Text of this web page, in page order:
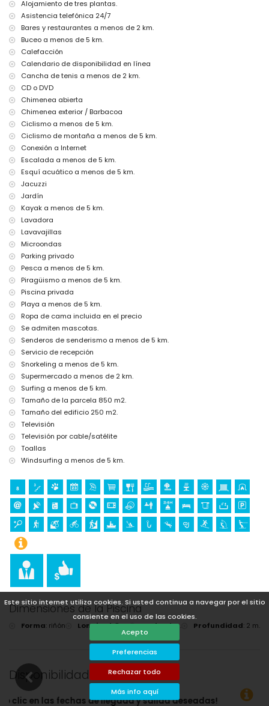
Este sitio internet utiliza cookies. Si usted continua a navegar por el sitio
consiente en el uso de las cookies.
Acepto
Preferencias
Rechazar todo
Más info aquí
kilómetros de la villa)
Playa más cercana: Cala de la Barraca, Jávea (a menos de 5
kilómetros de la villa)
Puerto más cercano: Duanes del Mar, Jávea (a menos de 10
kilómetros de la villa)
Parque más cercano: La Guardia, Jávea (a menos de 5 kilómetros de
la villa)
Aeropuerto más cercano: Alicante (a menos de 100 kilómetros de la
villa)
Se admiten mascotas
El alojamiento es muy adecuado para familias con niños
Instalaciones y servicios incluidos en el precio del alquiler de la
villa
Internet (fibra óptica)
Aspiradora y plancha con tabla de planchar
Ropa de cama y toallas
Servicio de recepción y servicio de emergencia 24 horas
Calefacción central y aire acondicionado
Jacuzzi exterior
Instalaciones y servicios con costo adicional
Cama extra y camas/cunas para niños (a solicitud)
Lugares de interés y cultura en Jávea, Costa Blanca
Museo (Pueblo Histórico, Jávea), iglesia (San Bartolomé, Jávea), ruina
(Pueblo Histórico, Jávea), monumento (Pueblo Histórico, Jávea),
edificio arquitectónico (Pueblo Histórico, Jávea), lugar histórico
(Pueblo Histórico y Jávea) (a menos de 10 kilómetros del alojamiento)
Deportes
Tenis, senderismo, ciclismo de montaña, ciclismo, escalada,
piragüismo, kayak, pesca, buceo, snorkel, surf, windsurf y esquí
acuático (a menos de 5 kilómetros de la villa)
Golf (Club de Golf Jávea, Jávea) y equitación (a menos de 10
kilómetros de la villa)
Alojamiento de tres plantas.
Asistencia telefónica 24/7
Bares y restaurantes a menos de 2 km.
Buceo a menos de 5 km.
Calefacción
Calendario de disponibilidad en línea
Cancha de tenis a menos de 2 km.
CD o DVD
Chimenea abierta
Chimenea exterior / Barbacoa
Ciclismo a menos de 5 km.
Ciclismo de montaña a menos de 5 km.
Conexión a Internet
Escalada a menos de 5 km.
Esquí acuático a menos de 5 km.
Jacuzzi
Jardín
Kayak a menos de 5 km.
Lavadora
Lavavajillas
Microondas
Parking privado
Pesca a menos de 5 km.
Piragüismo a menos de 5 km.
Piscina privada
Playa a menos de 5 km.
Ropa de cama incluida en el precio
Se admiten mascotas.
Senderos de senderismo a menos de 5 km.
Servicio de recepción
Snorkeling a menos de 5 km.
Supermercado a menos de 2 km.
Surfing a menos de 5 km.
Tamaño de la parcela 850 m2.
Tamaño del edificio 250 m2.
Televisión
Televisión por cable/satélite
Toallas
Windsurfing a menos de 5 km.
Dimensiones de la Piscina
Forma: riñón Longitud:8 m. Ancho:4 m. Profundidad: 2 m.
Disponibilidad
y salida deseadas!